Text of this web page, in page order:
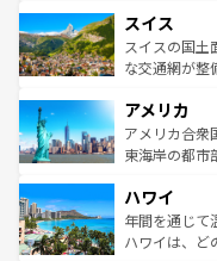
れる地方に足
を参照してほ
は、お酒好きな人
ドイツ情報は
リアごとに異
ティー、ビー
戦など、本場
ンツ一覧を参
スイス
スイスの国土
な交通網が整
の建物がその
博物館もあり
ことができる
ば市内交通費無
着のスイス情
アメリカ
アメリカ合衆
東海岸の都市
のような巨大
ンメントが詰
西部には大自
ハワイ
年間を通じて
ハワイは、ど